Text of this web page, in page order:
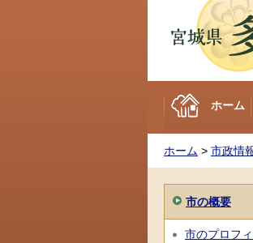
多賀城市
ホーム
ホーム > 市政情
市の概要
市のプロフ